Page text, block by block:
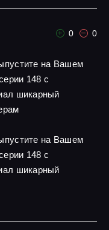
0 0
на Вашем
148 с
шикарный
на Вашем
148 с
шикарный